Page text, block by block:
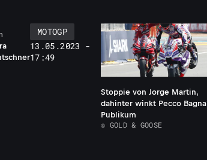
MOTOGP
13.05.2023 -
17:49
Stoppie von Jorge Martin,
dahinter winkt Pecco
Publikum
© GOLD & GOOSE